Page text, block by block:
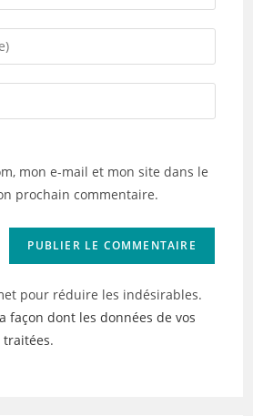
mon e-mail et mon site dans le
prochain commentaire.
pour réduire les indésirables.
façon dont les données de vos
traitées.